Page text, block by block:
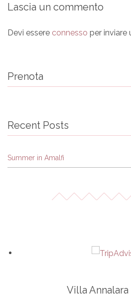
Lascia un commento
Devi essere connesso per inviare
Prenota
Recent Posts
Summer in Amalfi
Villa